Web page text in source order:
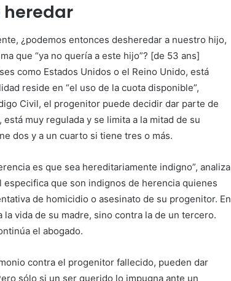
heredar
¿podemos entonces desheredar a nuestro hijo,
que “ya no quería a este hijo”? [de 53 ans]
como Estados Unidos o el Reino Unido, está
reside en “el uso de la cuota disponible”,
Civil, el progenitor puede decidir dar parte de
muy regulada y se limita a la mitad de su
dos y a un cuarto si tiene tres o más.
es que sea hereditariamente indigno”, analiza
que son indignos de herencia quienes
de homicidio o asesinato de su progenitor. En
vida de su madre, sino contra la de un tercero.
el abogado.
contra el progenitor fallecido, pueden dar
sólo si un ser querido lo impugna ante un